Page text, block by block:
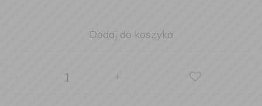
Dodaj do koszyka
+